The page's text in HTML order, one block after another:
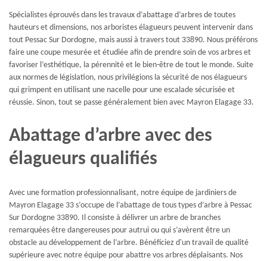
Spécialistes éprouvés dans les travaux d’abattage d’arbres de toutes
hauteurs et dimensions, nos arboristes élagueurs peuvent intervenir dans
tout Pessac Sur Dordogne, mais aussi à travers tout 33890. Nous préférons
faire une coupe mesurée et étudiée afin de prendre soin de vos arbres et
favoriser l’esthétique, la pérennité et le bien-être de tout le monde. Suite
aux normes de législation, nous privilégions la sécurité de nos élagueurs
qui grimpent en utilisant une nacelle pour une escalade sécurisée et
réussie. Sinon, tout se passe généralement bien avec Mayron Elagage 33.
Abattage d’arbre avec des
élagueurs qualifiés
Avec une formation professionnalisant, notre équipe de jardiniers de
Mayron Elagage 33 s’occupe de l’abattage de tous types d’arbre à Pessac
Sur Dordogne 33890. Il consiste à délivrer un arbre de branches
remarquées être dangereuses pour autrui ou qui s’avèrent être un
obstacle au développement de l’arbre. Bénéficiez d'un travail de qualité
supérieure avec notre équipe pour abattre vos arbres déplaisants. Nos